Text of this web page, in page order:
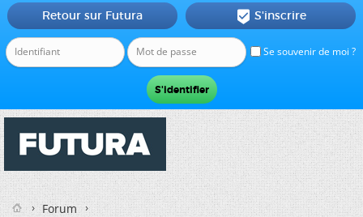
Se souvenir de moi ?
Retour sur Futura  S'inscrire
Forum